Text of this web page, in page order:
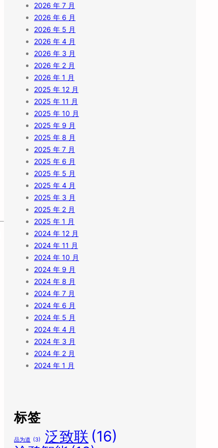
2026 年 7 月
2026 年 6 月
2026 年 5 月
2026 年 4 月
2026 年 3 月
2026 年 2 月
2026 年 1 月
2025 年 12 月
2025 年 11 月
2025 年 10 月
2025 年 9 月
2025 年 8 月
2025 年 7 月
2025 年 6 月
2025 年 5 月
2025 年 4 月
2025 年 3 月
2025 年 2 月
2025 年 1 月
2024 年 12 月
2024 年 11 月
2024 年 10 月
2024 年 9 月
2024 年 8 月
2024 年 7 月
2024 年 6 月
2024 年 5 月
2024 年 4 月
2024 年 3 月
2024 年 2 月
2024 年 1 月
标签
品为道 (3) 泛致联 (16)